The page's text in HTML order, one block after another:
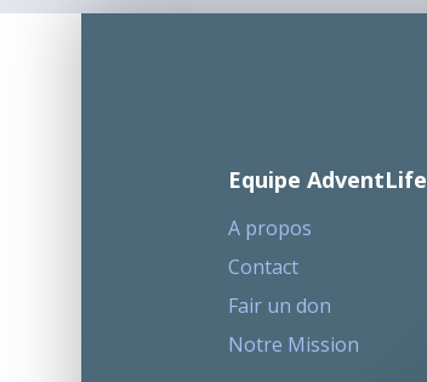
Equipe AdventLife
A propos
Contact
Fair un don
Notre Mission